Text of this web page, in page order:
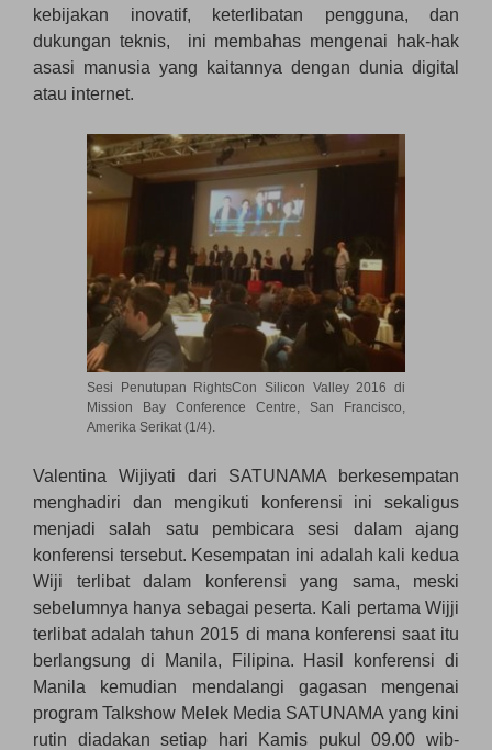
kebijakan inovatif, keterlibatan pengguna, dan
dukungan teknis, ini membahas mengenai hak-hak
asasi manusia yang kaitannya dengan dunia digital
atau internet.
Sesi Penutupan RightsCon Silicon Valley 2016 di
Mission Bay Conference Centre, San Francisco,
Amerika Serikat (1/4).
Valentina Wijiyati dari SATUNAMA berkesempatan
menghadiri dan mengikuti konferensi ini sekaligus
menjadi salah satu pembicara sesi dalam ajang
konferensi tersebut. Kesempatan ini adalah kali kedua
Wiji terlibat dalam konferensi yang sama, meski
sebelumnya hanya sebagai peserta. Kali pertama Wijji
terlibat adalah tahun 2015 di mana konferensi saat itu
berlangsung di Manila, Filipina. Hasil konferensi di
Manila kemudian mendalangi gagasan mengenai
program Talkshow Melek Media SATUNAMA yang kini
rutin diadakan setiap hari Kamis pukul 09.00 wib-